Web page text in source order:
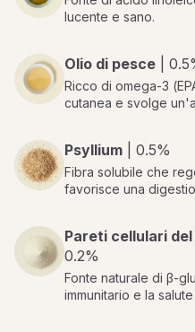
lucente e sano.
Olio di pesce |
Ricco di omega-3
cutanea e svolge
Psyllium | 0.5%
Fibra solubile che
favorisce una
Pareti cellulari
0.2%
Fonte naturale di β-
immunitario e la